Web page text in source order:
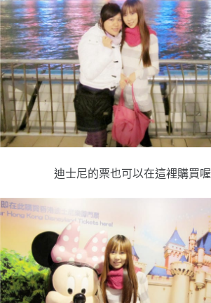
迪士尼的票也可以在這裡購買